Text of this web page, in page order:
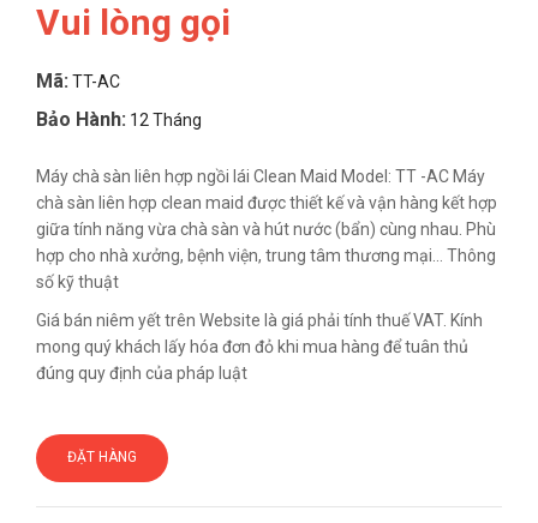
Vui lòng gọi
Mã: TT-AC
Bảo Hành: 12 Tháng
Máy chà sàn liên hợp ngồi lái Clean Maid Model: TT -AC Máy
chà sàn liên hợp clean maid được thiết kế và vận hàng kết hợp
giữa tính năng vừa chà sàn và hút nước (bẩn) cùng nhau. Phù
hợp cho nhà xưởng, bệnh viện, trung tâm thương mại… Thông
số kỹ thuật
Giá bán niêm yết trên Website là giá phải tính thuế VAT. Kính
mong quý khách lấy hóa đơn đỏ khi mua hàng để tuân thủ
đúng quy định của pháp luật
ĐẶT HÀNG